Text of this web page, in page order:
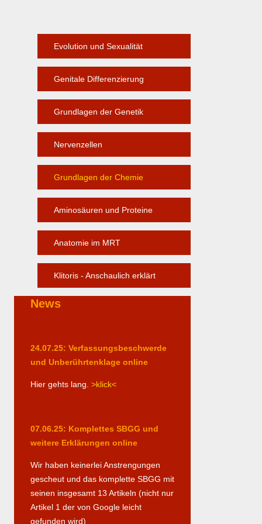
Evolution und Sexualität
Genitale Differenzierung
Grundlagen der Genetik
Nervenzellen
Grundlagen der Chemie
Aminosäuren und Proteine
Anatomie im MRT
Klitoris - Anschaulich erklärt
News
24.07.25: Verfassungsbeschwerde
und Unberührtenklage online
Hier gehts lang. >klick<
07.06.25: Komplettes SBGG und
weitere Erklärungen online
Wir haben keinerlei Anstrengungen
gescheut und das komplette SBGG mit
seinen insgesamt 13 Artikeln (nicht nur
Artikel 1 der von Google leicht
gefunden wird)